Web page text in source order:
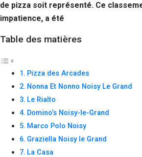
de pizza soit représenté. Ce
impatience, a été
Table des matières
Pizza des Arcades
Nonna Et Nonno Noisy Le Grand
Le Rialto
Domino’s Noisy-le-Grand
Marco Polo Noisy
Graziella Noisy le Grand
La Casa
fonctionnalités
disparaîtront
En partageant
votre intérêt et
votre
comportement
visitez notre
site, vous
chances de
voir du